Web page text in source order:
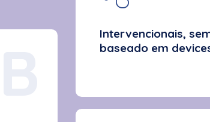
Intervencionais,
baseado em